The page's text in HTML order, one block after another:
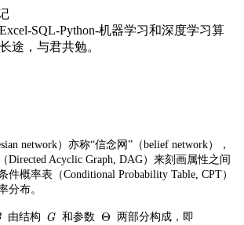
SQL-Python-机器学习和深度学习算
途，与君共勉。
network）亦称“信念网”（belief network），
Directed Acyclic Graph, DAG）来刻画属性之间
件概率表（Conditional Probability Table, CPT）
分布。
由结构 和参数
两部分构成，即